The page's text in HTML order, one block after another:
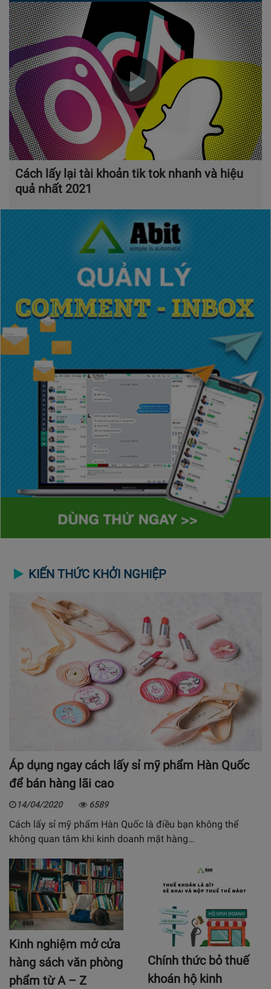
Cách lấy lại tài khoản tik tok nhanh và hiệu
quả nhất 2021
KIẾN THỨC KHỞI NGHIỆP
Áp dụng ngay cách lấy sỉ mỹ phẩm Hàn Quốc
để bán hàng lãi cao
14/04/2020 6589
Cách lấy sỉ mỹ phẩm Hàn Quốc là điều bạn không thể
không quan tâm khi kinh doanh mặt hàng…
Kinh nghiệm mở cửa
hàng sách văn phòng
phẩm từ A – Z
Chính thức bỏ thuế
khoán hộ kinh